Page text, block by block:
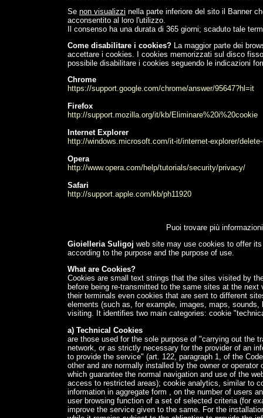
Se non visualizzi nella parte inferiore del sito il Banner
acconsentito al loro l'utilizzo.
Il consenso ha una durata di 365 giorni; scaduto tale
Come disabilitare i cookies?
La maggior parte dei
accettare i cookies. I cookies memorizzati sul disco
possibile disabilitare i cookies seguendo le indicazioni
Chrome
https://support.google.com/chrome/answer/95647?hl=it
Firefox
http://support.mozilla.org/it/kb/Eliminare%20i%20cookie
Internet Explorer
http://windows.microsoft.com/it-it/internet-explorer/
Opera
http://www.opera.com/help/tutorials/security/privacy/
Safari
http://support.apple.com/kb/ph11920
Puoi trovare più
Gioielleria Suligoj web site may use cookies to offer its
according to the purpose and the purpose of use.
What are Cookies?
Cookies are small text strings that the sites visited by
before being re-transmitted to the same sites at the
their terminals even cookies that are sent to different
elements (such as, for example, images, maps,
visiting. It identifies two main categories: cookie
a) Technical Cookies
are those used for the sole purpose of "carrying out the
network, or as strictly necessary for the provider of an
to provide the service" (art. 122, paragraph 1, of the
other and are normally installed by the owner or
which guarantee the normal navigation and use of the
access to restricted areas); cookie analytics, similar to
information in aggregate form , on the number of users
user browsing function of a set of selected criteria (for
improve the service given to the same. For the